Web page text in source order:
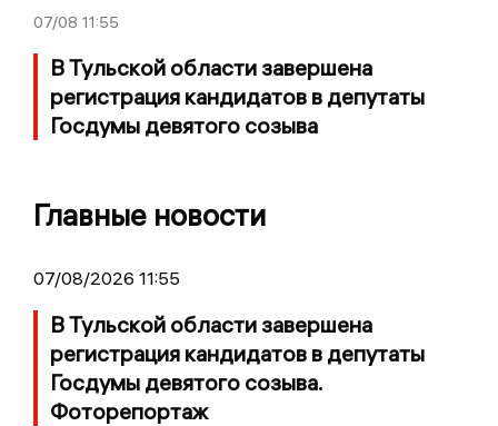
07/08 11:55
В Тульской области завершена
регистрация кандидатов в депутаты
Госдумы девятого созыва
Главные новости
07/08/2026 11:55
В Тульской области завершена
регистрация кандидатов в депутаты
Госдумы девятого созыва.
Фоторепортаж